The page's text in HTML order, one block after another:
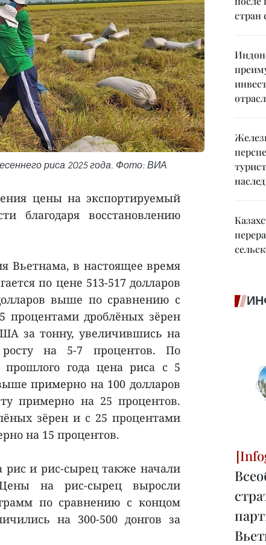
риса 2025 года. Фото: ВИА
цены на экспортируемый
благодаря восстановлению
Вьетнама, в настоящее время
по цене 513-517 долларов
выше по сравнению с
процентами дроблёных зёрен
за тонну, увеличившись на
росту на 5-7 процентов. По
года цена риса с 5
примерно на 100 долларов
примерно на 25 процентов.
зёрен и с 25 процентами
на 15 процентов.
и рис-сырец также начали
на рис-сырец выросли
по сравнению с концом
на 300-500 донгов за
стран